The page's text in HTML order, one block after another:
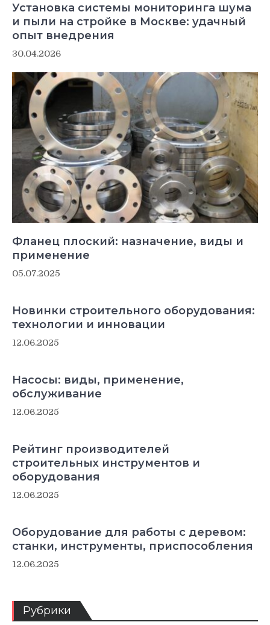
Установка системы мониторинга шума
и пыли на стройке в Москве: удачный
опыт внедрения
30.04.2026
Фланец плоский: назначение, виды и
применение
05.07.2025
Новинки строительного оборудования:
технологии и инновации
12.06.2025
Насосы: виды, применение,
обслуживание
12.06.2025
Рейтинг производителей
строительных инструментов и
оборудования
12.06.2025
Оборудование для работы с деревом:
станки, инструменты, приспособления
12.06.2025
Рубрики